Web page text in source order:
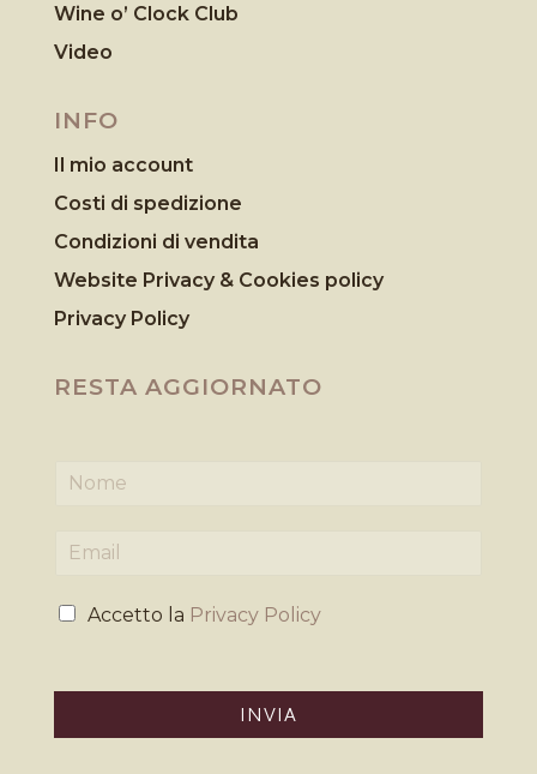
Wine o’ Clock Club
Video
INFO
Il mio account
Costi di spedizione
Condizioni di vendita
Website Privacy & Cookies policy
Privacy Policy
RESTA AGGIORNATO
m
iP
Accetto la Privacy Policy
INVIA